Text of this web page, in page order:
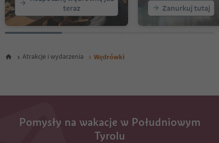
24
25
26
29
33
teraz
Zanurkuj tutaj
Atrakcje i wydarzenia Wędrówki
Pomysły na wakacje w Południowym
Tyrolu